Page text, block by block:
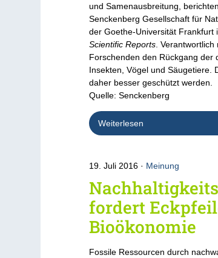
und Samenausbreitung,
Senckenberg Gesellschaft für
der Goethe-Universität Frankfurt
Scientific Reports .
Forschenden den Rückgang der
Insekten, Vögel und Säugetiere.
daher besser geschützt werden.
Quelle: Senckenberg
Weiterlesen
19. Juli 2016 Meinung
fordert
Bioökonomie
Fossile Ressourcen durch